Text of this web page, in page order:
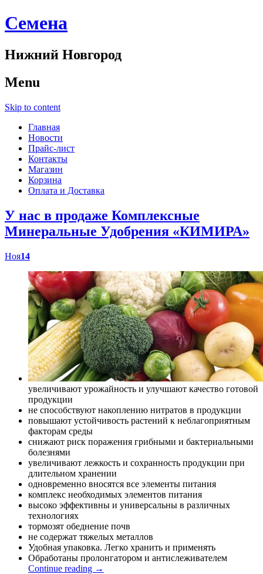
Cемена
Нижний Новгород
Menu
Skip to content
Главная
Новости
Прайс-лист
Контакты
Магазин
Корзина
Оплата и Доставка
У нас в продаже Комплексные
Минеральные Удобрения «КИМИРА»
Ноя14
увеличивают урожайность и улучшают качество готовой
продукции
не способствуют накоплению нитратов в продукции
повышают устойчивость растений к неблагоприятным
факторам среды
снижают риск поражения грибными и бактериальными
болезнями
увеличивают лежкость и сохранность продукции при
длительном хранении
одновременно вносятся все элементы питания
комплекс необходимых элементов питания
высоко эффективны и универсальны в различных
технологиях
тормозят обеднение почв
не содержат тяжелых металлов
Удобная упаковка. Легко хранить и применять
Обработаны пролонгатором и антислеживателем
Continue reading →